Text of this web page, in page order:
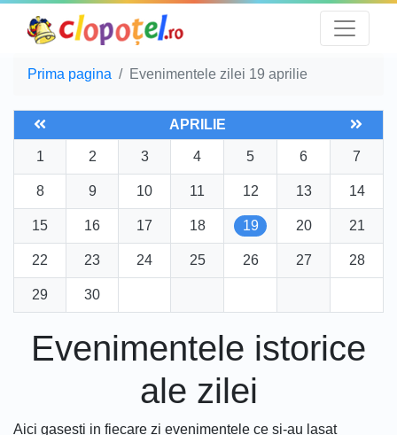
Prima pagina Evenimentele zilei 19 aprilie
APRILIE
1 2 3 4 5 6 7
8 9 10 11 12 13 14
15 16 17 18 19 20 21
22 23 24 25 26 27 28
29 30
Evenimentele istorice
ale zilei
Aici gasesti in fiecare zi evenimentele ce si-au lasat